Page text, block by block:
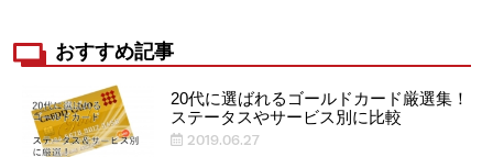
おすすめ記事
20代に選ばれるゴールドカード厳選集！
ステータスやサービス別に比較
2019.06.27